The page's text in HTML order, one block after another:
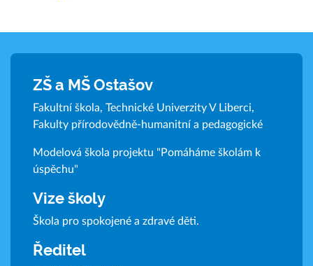
ZŠ a MŠ Ostašov
Fakultní škola, Technické Univerzity V Liberci,
Fakulty přírodovědně-humanitní a pedagogické
Modelová škola projektu "Pomáháme školám k
úspěchu"
Vize školy
Škola pro spokojené a zdravé děti.
Ředitel